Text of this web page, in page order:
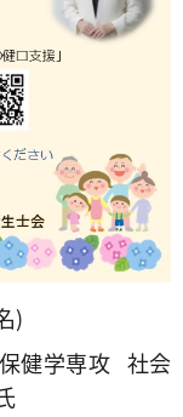
)
健学専攻 社会